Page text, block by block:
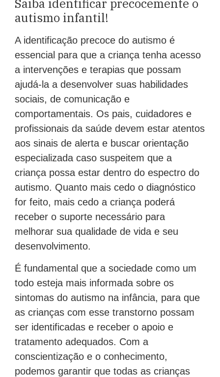
Saiba identificar precocemente o
autismo infantil!
A identificação precoce do autismo é
essencial para que a criança tenha acesso
a intervenções e terapias que possam
ajudá-la a desenvolver suas habilidades
sociais, de comunicação e
comportamentais. Os pais, cuidadores e
profissionais da saúde devem estar atentos
aos sinais de alerta e buscar orientação
especializada caso suspeitem que a
criança possa estar dentro do espectro do
autismo. Quanto mais cedo o diagnóstico
for feito, mais cedo a criança poderá
receber o suporte necessário para
melhorar sua qualidade de vida e seu
desenvolvimento.
É fundamental que a sociedade como um
todo esteja mais informada sobre os
sintomas do autismo na infância, para que
as crianças com esse transtorno possam
ser identificadas e receber o apoio e
tratamento adequados. Com a
conscientização e o conhecimento,
podemos garantir que todas as crianças